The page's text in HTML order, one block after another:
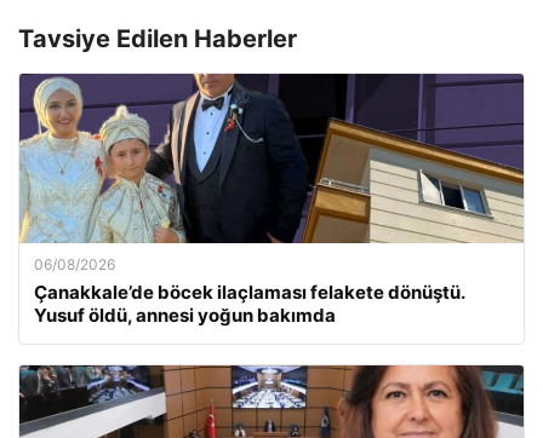
Tavsiye Edilen Haberler
06/08/2026
Çanakkale’de böcek ilaçlaması felakete dönüştü.
Yusuf öldü, annesi yoğun bakımda